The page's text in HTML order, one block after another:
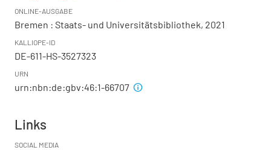
ONLINE-AUSGABE
Bremen : Staats- und Universitätsbibliothek, 2021
KALLIOPE-ID
DE-611-HS-3527323
URN
urn:nbn:de:gbv:46:1-66707
Links
SOCIAL MEDIA